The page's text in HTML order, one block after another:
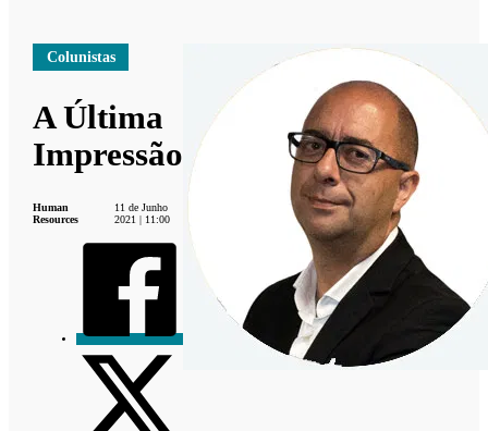
Colunistas
A Última
Impressão
Human
Resources
11 de Junho
2021 | 11:00